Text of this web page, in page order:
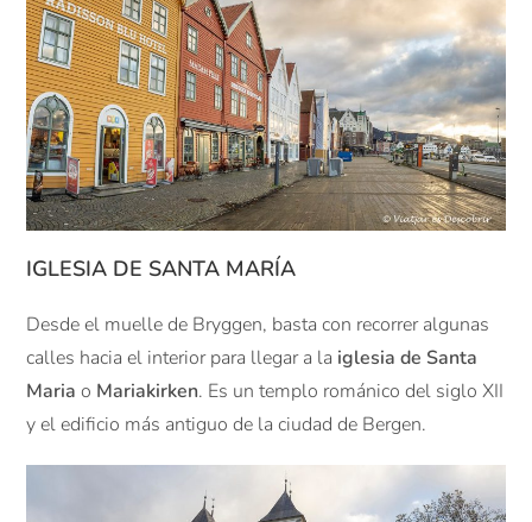
IGLESIA DE SANTA MARÍA
Desde el muelle de Bryggen, basta con recorrer algunas
calles hacia el interior para llegar a la iglesia de Santa
Maria o Mariakirken. Es un templo románico del siglo XII
y el edificio más antiguo de la ciudad de Bergen.